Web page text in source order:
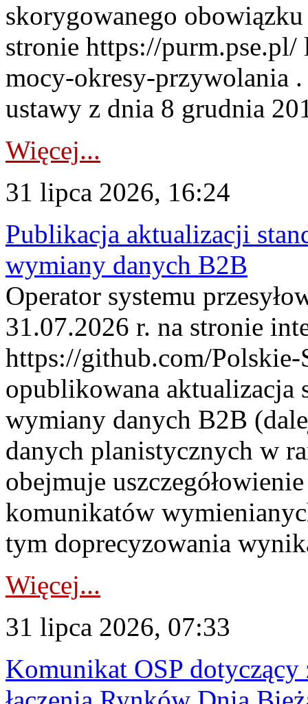
skorygowanego
stronie https://
mocy-okresy-przywolania
ustawy z dnia 8 grudnia
Więcej...
31 lipca 2026, 16:24
Publikacja aktualizacji
wymiany danych B2B
Operator systemu
31.07.2026 r. na stronie
https://github.com/Polskie-
opublikowana aktualizacja
wymiany danych B2B
danych planistycznych w
obejmuje
komunikatów
tym doprecyzowania
Więcej...
31 lipca 2026, 07:33
Komunikat OSP dotyczący